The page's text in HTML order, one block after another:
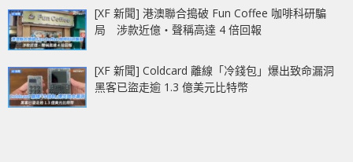
[XF 新聞] 港澳聯合搗破 Fun Coffee 咖啡科研騙
局 涉款近億‧聲稱高達 4 倍回報
[XF 新聞] Coldcard 離線「冷錢包」爆出致命漏洞
黑客已盜走逾 1.3 億美元比特幣